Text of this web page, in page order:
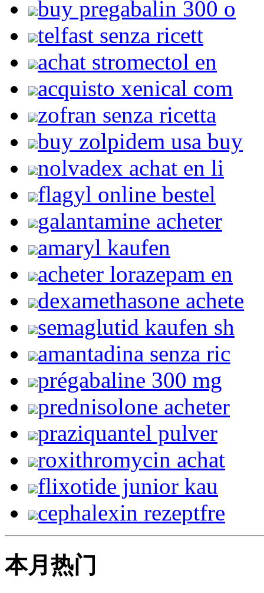
buy pregabalin 300 o
telfast senza ricett
achat stromectol en
acquisto xenical com
zofran senza ricetta
buy zolpidem usa buy
nolvadex achat en li
flagyl online bestel
galantamine acheter
amaryl kaufen
acheter lorazepam en
dexamethasone achete
semaglutid kaufen sh
amantadina senza ric
prégabaline 300 mg
prednisolone acheter
praziquantel pulver
roxithromycin achat
flixotide junior kau
cephalexin rezeptfre
本月热门